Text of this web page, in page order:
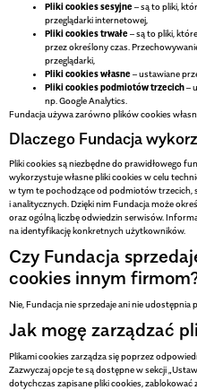
Pliki cookies sesyjne– są to pliki,
przeglądarki internetowej,
Pliki cookies trwałe– są to pliki,
przez określony czas.
przeglądarki,
Pliki cookies własne– ustawiane
Pliki cookies podmiotów trzecich–
np. Google Analytics.
Fundacja używa zarówno plików cookies
Dlaczego Fundacja
Pliki cookies są niezbędne do prawidłowego
wykorzystuje własne pliki cookies w celu
w tym te pochodzące od podmiotów
i analitycznych. Dzięki nim Fundacja może
oraz ogólną liczbę odwiedzin serwisów.
na identyfikację konkretnych użytkowników.
Czy Fundacja
cookies innym
Nie, Fundacja nie sprzedaje ani nie udostępnia
Jak mogę zarządzać
Plikami cookies zarządza się poprzez
Zazwyczaj opcje te są dostępne w sekcji
dotychczas zapisane pliki cookies, zablokować